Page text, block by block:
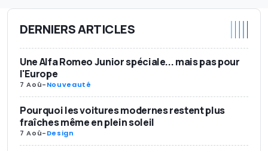
DERNIERS ARTICLES
Une Alfa Romeo Junior spéciale... mais pas pour
l'Europe
7 Aoû-Nouveauté
Pourquoi les voitures modernes restent plus
fraîches même en plein soleil
7 Aoû-Design